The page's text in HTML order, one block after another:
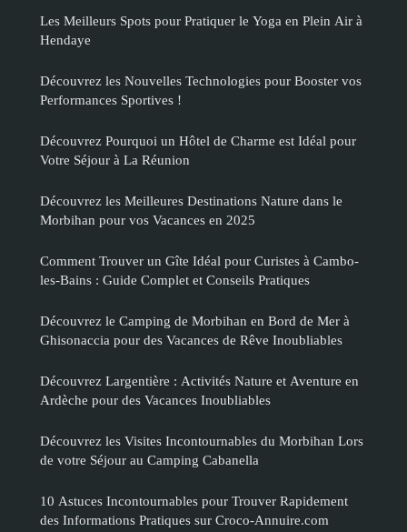
Les Meilleurs Spots pour Pratiquer le Yoga en Plein Air à
Hendaye
Découvrez les Nouvelles Technologies pour Booster vos
Performances Sportives !
Découvrez Pourquoi un Hôtel de Charme est Idéal pour
Votre Séjour à La Réunion
Découvrez les Meilleures Destinations Nature dans le
Morbihan pour vos Vacances en 2025
Comment Trouver un Gîte Idéal pour Curistes à Cambo-
les-Bains : Guide Complet et Conseils Pratiques
Découvrez le Camping de Morbihan en Bord de Mer à
Ghisonaccia pour des Vacances de Rêve Inoubliables
Découvrez Largentière : Activités Nature et Aventure en
Ardèche pour des Vacances Inoubliables
Découvrez les Visites Incontournables du Morbihan Lors
de votre Séjour au Camping Cabanella
10 Astuces Incontournables pour Trouver Rapidement
des Informations Pratiques sur Croco-Annuire.com